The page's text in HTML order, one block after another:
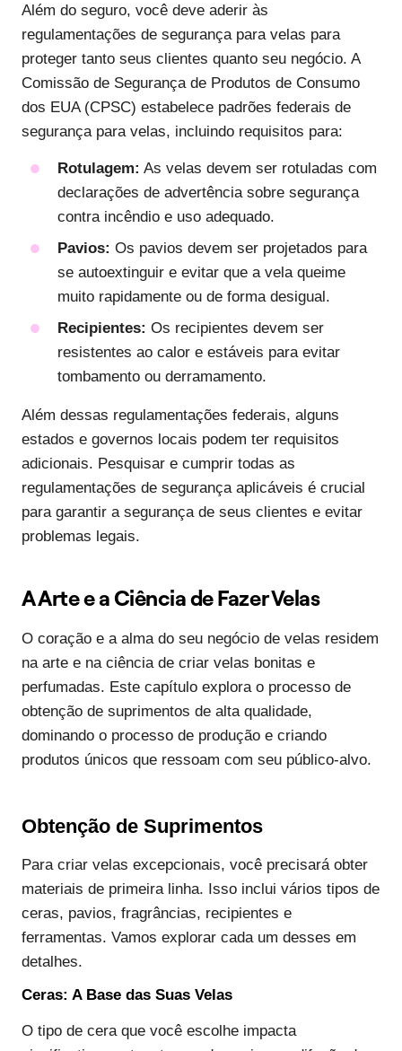
Além do seguro, você deve aderir às
regulamentações de segurança para velas para
proteger tanto seus clientes quanto seu negócio. A
Comissão de Segurança de Produtos de Consumo
dos EUA (CPSC) estabelece padrões federais de
segurança para velas, incluindo requisitos para:
Rotulagem: As velas devem ser rotuladas com
declarações de advertência sobre segurança
contra incêndio e uso adequado.
Pavios: Os pavios devem ser projetados para
se autoextinguir e evitar que a vela queime
muito rapidamente ou de forma desigual.
Recipientes: Os recipientes devem ser
resistentes ao calor e estáveis para evitar
tombamento ou derramamento.
Além dessas regulamentações federais, alguns
estados e governos locais podem ter requisitos
adicionais. Pesquisar e cumprir todas as
regulamentações de segurança aplicáveis é crucial
para garantir a segurança de seus clientes e evitar
problemas legais.
A Arte e a Ciência de Fazer Velas
O coração e a alma do seu negócio de velas residem
na arte e na ciência de criar velas bonitas e
perfumadas. Este capítulo explora o processo de
obtenção de suprimentos de alta qualidade,
dominando o processo de produção e criando
produtos únicos que ressoam com seu público-alvo.
Obtenção de Suprimentos
Para criar velas excepcionais, você precisará obter
materiais de primeira linha. Isso inclui vários tipos de
ceras, pavios, fragrâncias, recipientes e
ferramentas. Vamos explorar cada um desses em
detalhes.
Ceras: A Base das Suas Velas
O tipo de cera que você escolhe impacta